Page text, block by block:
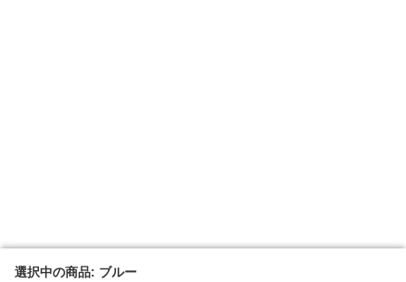
選択中の商品: ブルー
選択中の商品: ブルー